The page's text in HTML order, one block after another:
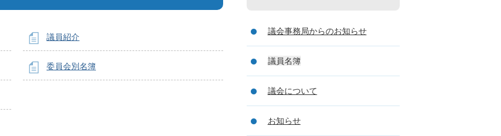
議員紹介
委員会別名簿
議会事務局からのお知らせ
議員名簿
議会について
お知らせ